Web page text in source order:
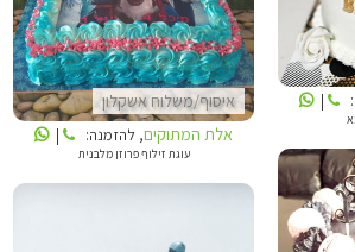
איסוף/משלוח אשקלון
אלת המתוקים, להזמנה: |
עוגת זילוף פרוזן מלבנית
|